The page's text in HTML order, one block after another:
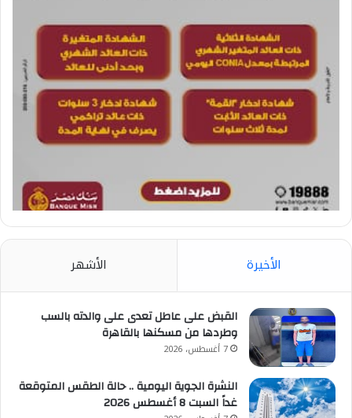
الأخيرة الأشهر
القبض على عاطل تعدى على والدته بالسب
وطردها من مسكنها بالقاهرة
7 أغسطس، 2026
النشرة الجوية اليومية .. حالة الطقس المتوقعة
غداً السبت 8 أغسطس 2026